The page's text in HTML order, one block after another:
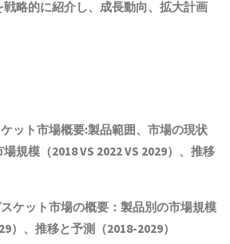
戦略的に紹介し、成長動向、拡大計画
ット市場概要:製品範囲、市場の現状
規模（2018 VS 2022 VS 2029）、推移
ケット市場の概要：製品別の市場規模
）、推移と予測（2018-2029）